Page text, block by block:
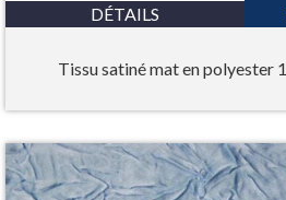
DÉTAILS
Tissu satiné mat en polyester